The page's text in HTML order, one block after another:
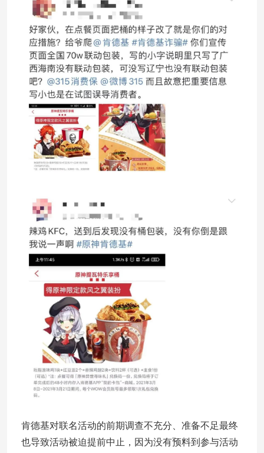
肯德基对联名活动的前期调查不充分、准备不足最终
也导致活动被迫提前中止，因为没有预料到参与活动